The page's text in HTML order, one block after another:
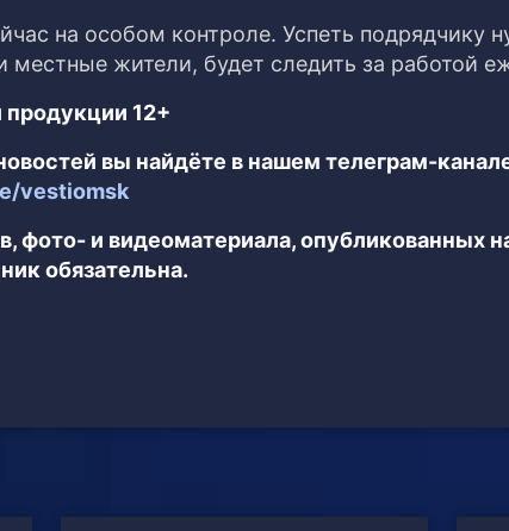
на особом контроле. Успеть подрядчику
местные жители, будет следить за работой
12+
вы найдёте в нашем телеграм-
vestiomsk
фото- и видеоматериала, опубликованных
обязательна.